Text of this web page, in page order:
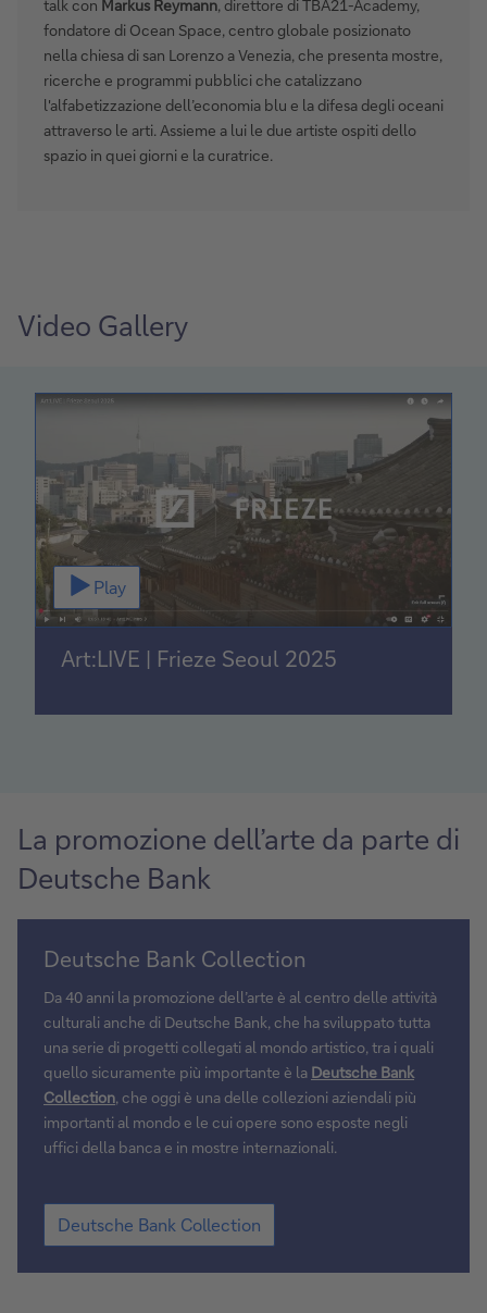
talk con Markus Reymann, direttore di TBA21-Academy,
fondatore di Ocean Space, centro globale posizionato
nella chiesa di san Lorenzo a Venezia, che presenta mostre,
ricerche e programmi pubblici che catalizzano
l'alfabetizzazione dell’economia blu e la difesa degli oceani
attraverso le arti. Assieme a lui le due artiste ospiti dello
spazio in quei giorni e la curatrice.
Video Gallery
Play
V
d
e
o
Art:LIVE | Frieze Seoul 2025
La promozione dell’arte da parte di
Deutsche Bank
Deutsche Bank Collection
Da 40 anni la promozione dell’arte è al centro delle attività
culturali anche di Deutsche Bank, che ha sviluppato tutta
una serie di progetti collegati al mondo artistico, tra i quali
quello sicuramente più importante è la Deutsche Bank
Collection, che oggi è una delle collezioni aziendali più
importanti al mondo e le cui opere sono esposte negli
uffici della banca e in mostre internazionali.
Deutsche
Bank
Collection
Deutsche Bank Collection